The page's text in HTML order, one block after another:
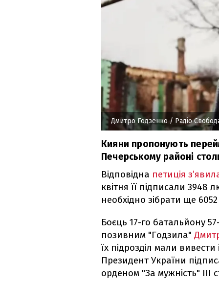
Дмитро Годзенко / Радіо
Кияни пропонують
Печерському районі
Відповідна петиція
квітня її підписали 3948
необхідно зібрати ще
Боєць 17-го батальйону
позивним "Годзила"
їх підрозділ мали
Президент України
орденом "За мужність" III